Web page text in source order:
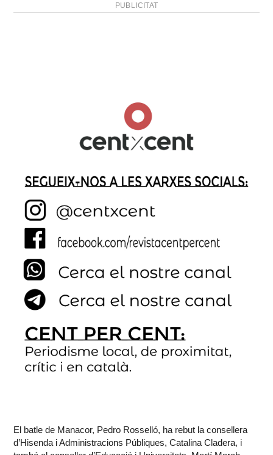
PUBLICITAT
El batle de Manacor, Pedro Rosselló, ha rebut la consellera
d’Hisenda i Administracions Públiques, Catalina Cladera, i